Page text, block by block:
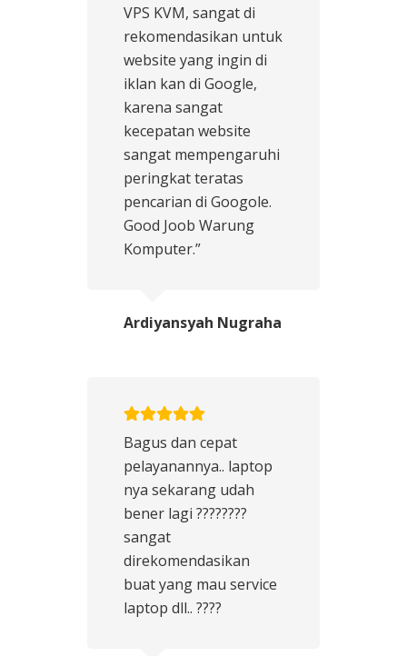
VPS KVM, sangat di
rekomendasikan untuk
website yang ingin di
iklan kan di Google,
karena sangat
kecepatan website
sangat mempengaruhi
peringkat teratas
pencarian di Googole.
Good Joob Warung
Komputer.”
Ardiyansyah Nugraha
Bagus dan cepat
pelayanannya.. laptop
nya sekarang udah
bener lagi ????????
sangat
direkomendasikan
buat yang mau service
laptop dll.. ????